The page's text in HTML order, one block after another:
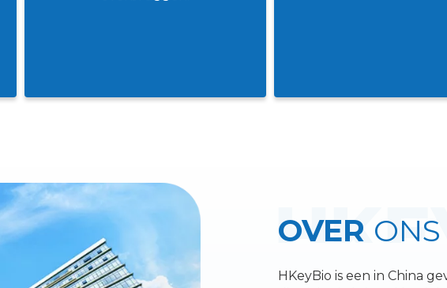
OVER ONS
HKeyBio is een in China